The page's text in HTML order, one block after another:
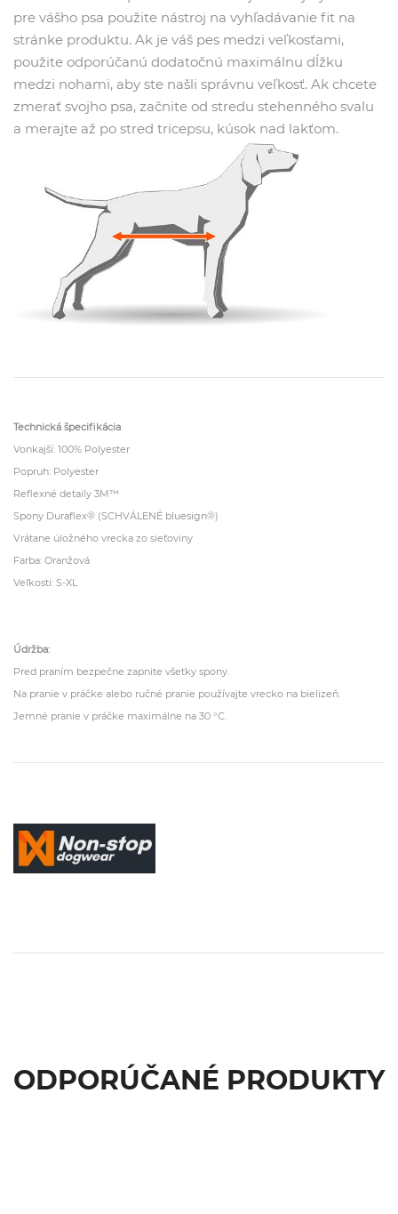
pre vášho psa použite nástroj na vyhľadávanie fit na
stránke produktu. Ak je váš pes medzi veľkosťami,
použite odporúčanú dodatočnú maximálnu dĺžku
medzi nohami, aby ste našli správnu veľkosť. Ak chcete
zmerať svojho psa, začnite od stredu stehenného svalu
a merajte až po stred tricepsu, kúsok nad lakťom.
Technická špecifikácia
Vonkajší: 100% Polyester
Popruh: Polyester
Reflexné detaily 3M™
Spony Duraflex® (SCHVÁLENÉ bluesign®)
Vrátane úložného vrecka zo sieťoviny
Farba: Oranžová
Veľkosti: S-XL
Údržba:
Pred praním bezpečne zapnite všetky spony.
Na pranie v práčke alebo ručné pranie používajte vrecko na bielizeň.
Jemné pranie v práčke maximálne na 30 °C.
ODPORÚČANÉ PRODUKTY